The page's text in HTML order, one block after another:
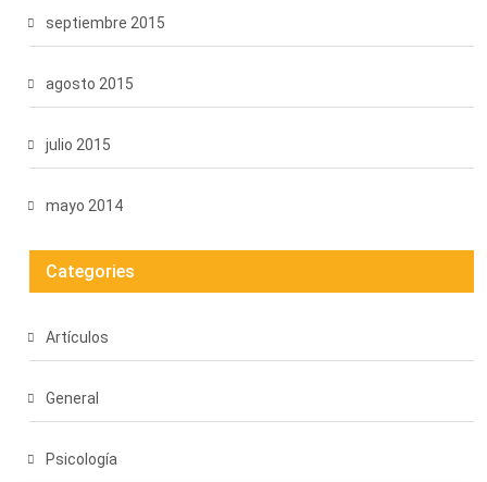
septiembre 2015
agosto 2015
julio 2015
mayo 2014
Categories
Artículos
General
Psicología